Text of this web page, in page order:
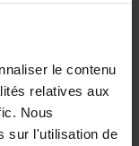
le contenu
relatives aux
Nous
sur l'utilisation de
256